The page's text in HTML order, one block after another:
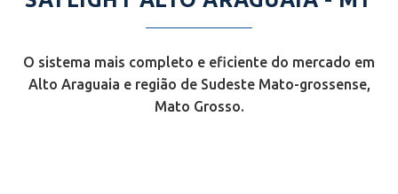
O sistema mais completo e eficiente do mercado em
Alto Araguaia e região de Sudeste Mato-grossense,
Mato Grosso.